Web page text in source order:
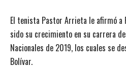
El tenista Pastor Arrieta le afirmó a
sido su crecimiento en su carrera
Nacionales de 2019, los cuales se
Bolívar.